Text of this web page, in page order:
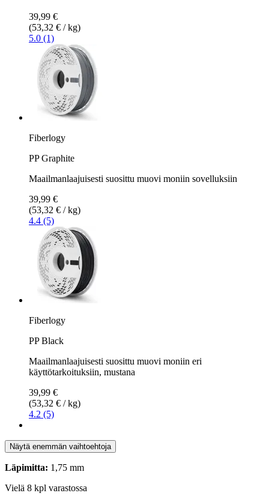
39,99 €
(53,32 € / kg)
5.0 (1)
Fiberlogy
PP Graphite
Maailmanlaajuisesti suosittu muovi moniin sovelluksiin
39,99 €
(53,32 € / kg)
4.4 (5)
Fiberlogy
PP Black
Maailmanlaajuisesti suosittu muovi moniin eri
käyttötarkoituksiin, mustana
39,99 €
(53,32 € / kg)
4.2 (5)
Näytä enemmän vaihtoehtoja
Läpimitta: 1,75 mm
Vielä 8 kpl varastossa